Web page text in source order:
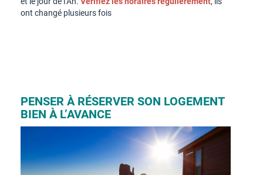
ont changé plusieurs fois
PENSER À RÉSERVER SON LOGEMENT
BIEN À L’AVANCE